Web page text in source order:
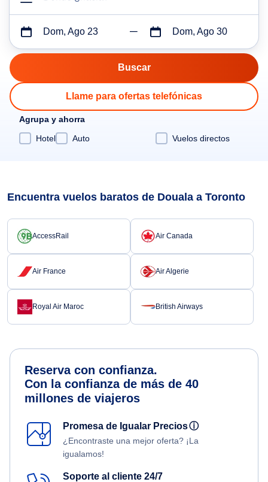
Dom, Ago 23 Dom, Ago 30
Llame para ofertas telefónicas
Agrupa y ahorra
Hotel
Auto Vuelos directos
Encuentra vuelos baratos de Douala a Toronto
AccessRail Air Canada
Air France Air Algerie
Royal Air Maroc British Airways
Reserva con confianza.
Con la confianza de más de 40
millones de viajeros
Promesa de Igualar Preciosⓘ
¿Encontraste una mejor oferta? ¡La
igualamos!
Soporte al cliente 24/7